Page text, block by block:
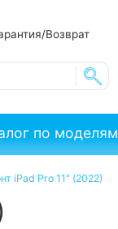
Возврат
по моделям
iPad Pro 11" (2022)